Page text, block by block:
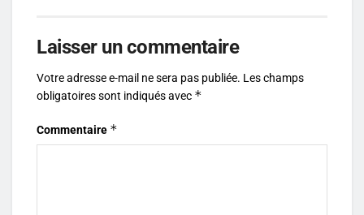
Laisser un commentaire
Votre adresse e-mail ne sera pas publiée. Les champs
obligatoires sont indiqués avec *
Commentaire *